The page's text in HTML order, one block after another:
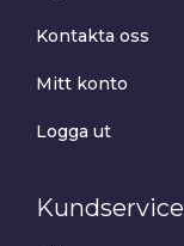
Kontakta oss
Mitt konto
Logga ut
Kundservice